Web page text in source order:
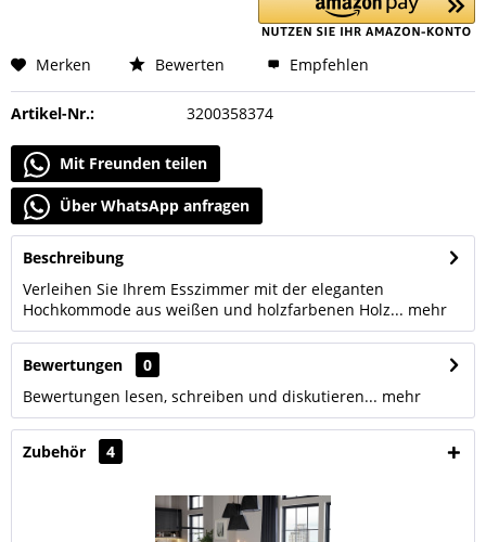
Merken Bewerten Empfehlen
Artikel-Nr.: 3200358374
Mit Freunden teilen
Über WhatsApp anfragen
Beschreibung
Verleihen Sie Ihrem Esszimmer mit der eleganten
Hochkommode aus weißen und holzfarbenen Holz... mehr
Bewertungen
0
Bewertungen lesen, schreiben und diskutieren... mehr
Zubehör 4